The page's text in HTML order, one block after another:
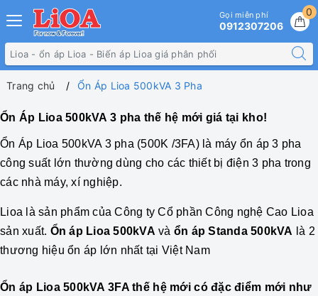
0
Gọi miễn phí
0912307206
Trang chủ Ổn Áp Lioa 500kVA 3 Pha
Ổn Áp Lioa 500kVA 3 pha thế hệ mới giá tại kho!
Ổn Áp Lioa 500kVA 3 pha (500K /3FA) là máy ổn áp 3 pha
công suất lớn thường dùng cho các thiết bị điện 3 pha trong
các nhà máy, xí nghiệp.
Lioa là sản phẩm của Công ty Cổ phần Công nghệ Cao Lioa
sản xuất. Ổn áp Lioa 500kVA và ổn áp Standa 500kVA là 2
thương hiệu ổn áp lớn nhất tại Việt Nam
Ổn áp Lioa 500kVA 3FA thế hệ mới có đặc điểm mới như